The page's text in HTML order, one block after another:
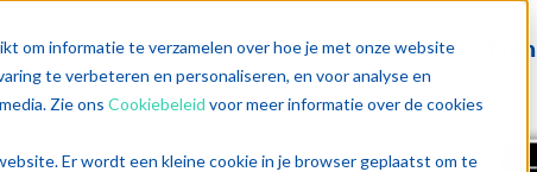
om informatie te verzamelen over hoe je met onze website
te verbeteren en personaliseren, en voor analyse en
Zie ons Cookiebeleid voor meer informatie over de cookies
Er wordt een kleine cookie in je browser geplaatst om te
Diensten Sectoren Trends Inzichten